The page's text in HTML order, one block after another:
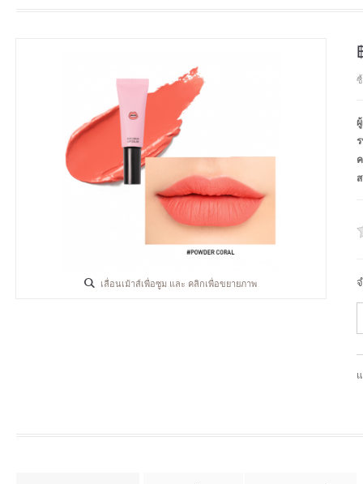
เลื่อนเม้าส์เพื่อซูม และ คลิกเพื่อขยายภาพ